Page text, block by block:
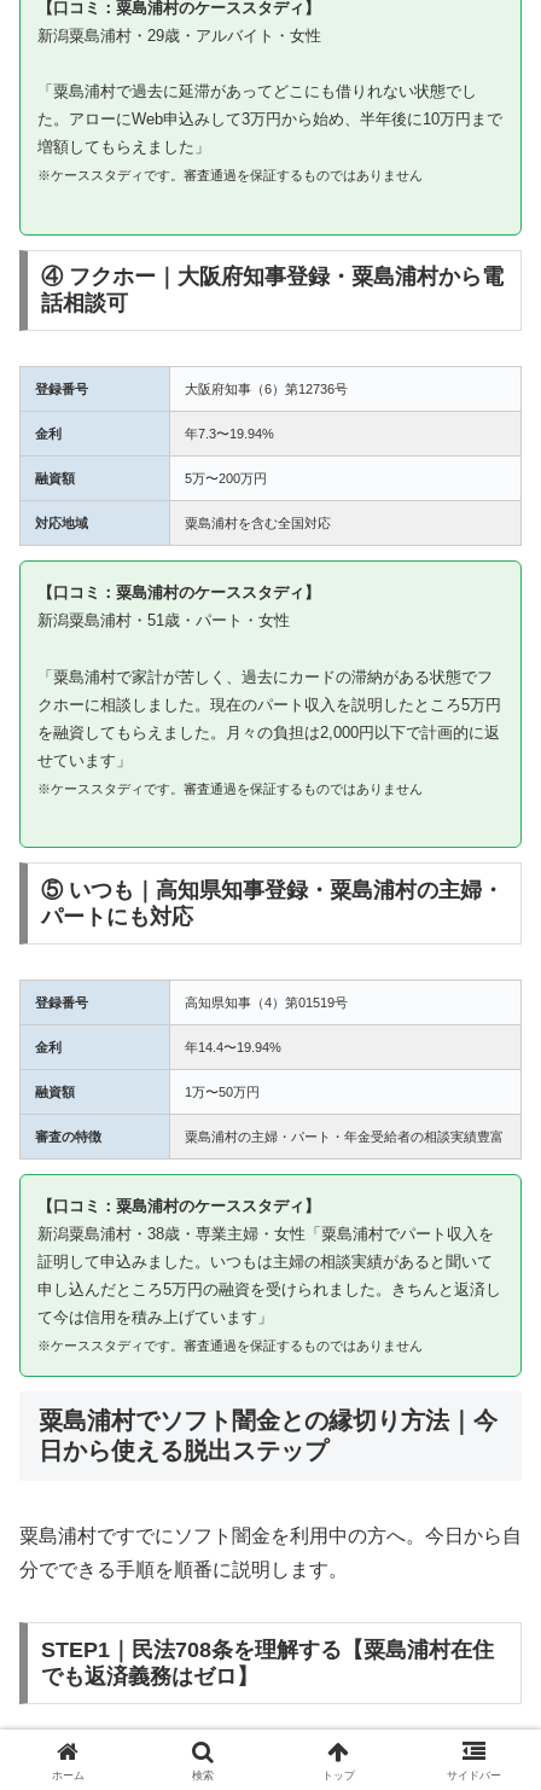
【口コミ：粟島浦村のケーススタディ】
新潟粟島浦村・29歳・アルバイト・女性
「粟島浦村で過去に延滞があってどこにも借りれない状態でし
た。アローにWeb申込みして3万円から始め、半年後に10万円まで
増額してもらえました」
※ケーススタディです。審査通過を保証するものではありません
④ フクホー｜大阪府知事登録・粟島浦村から電
話相談可
登録番号 大阪府知事（6）第12736号
金利 年7.3〜19.94%
融資額 5万〜200万円
対応地域 粟島浦村を含む全国対応
【口コミ：粟島浦村のケーススタディ】
新潟粟島浦村・51歳・パート・女性
「粟島浦村で家計が苦しく、過去にカードの滞納がある状態でフ
クホーに相談しました。現在のパート収入を説明したところ5万円
を融資してもらえました。月々の負担は2,000円以下で計画的に返
せています」
※ケーススタディです。審査通過を保証するものではありません
⑤ いつも｜高知県知事登録・粟島浦村の主婦・
パートにも対応
登録番号 高知県知事（4）第01519号
金利 年14.4〜19.94%
融資額 1万〜50万円
審査の特徴 粟島浦村の主婦・パート・年金受給者の相談実績豊富
【口コミ：粟島浦村のケーススタディ】
新潟粟島浦村・38歳・専業主婦・女性「粟島浦村でパート収入を
証明して申込みました。いつもは主婦の相談実績があると聞いて
申し込んだところ5万円の融資を受けられました。きちんと返済し
て今は信用を積み上げています」
※ケーススタディです。審査通過を保証するものではありません
粟島浦村でソフト闇金との縁切り方法｜今
日から使える脱出ステップ
粟島浦村ですでにソフト闇金を利用中の方へ。今日から自
分でできる手順を順番に説明します。
STEP1｜民法708条を理解する【粟島浦村在住
でも返済義務はゼロ】
ソフト闇金を含む闇金との金銭消費貸借契約は、公序良俗
ホーム 検索 トップ サイドバー